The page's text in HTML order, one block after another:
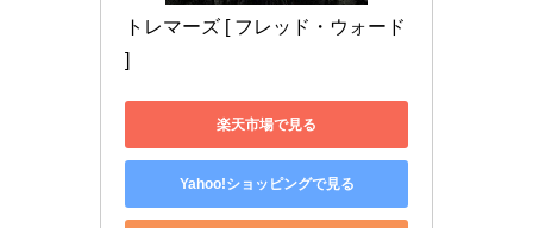
トレマーズ [ フレッド・ウォード
]
楽天市場で見る
Yahoo!ショッピングで見る